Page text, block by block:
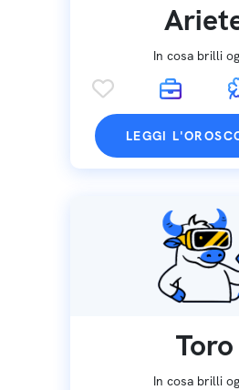
In cosa brilli
LEGGI
Toro
In cosa brilli